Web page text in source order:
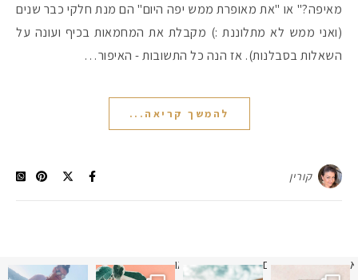
מאיפה?" או "את מאופרת ממש יפה היום" הם מנת חלקי כבר שנים
(ואני ממש לא מתלוננת :) מקבלת את המחמאות בכיף ועונה על
השאלות בסבלנות). אז הנה כל התשובות - האיפור…
להמשך קריאה...
קורין
תמונה כבר חודשיים
איזו אהבתם יותר? הראשונה או